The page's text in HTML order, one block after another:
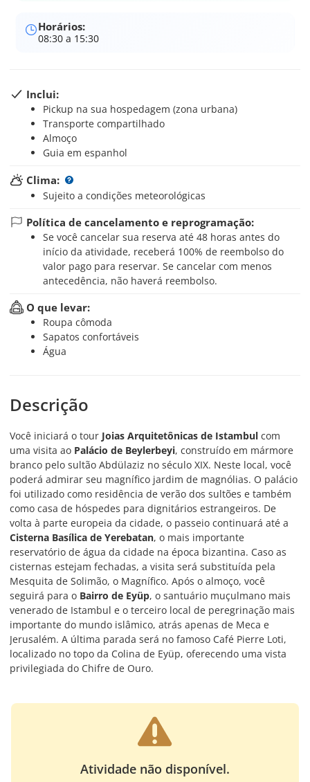
Horários:
08:30 a 15:30
Inclui:
Pickup na sua hospedagem (zona urbana)
Transporte compartilhado
Almoço
Guia em espanhol
Clima:
Sujeito a condições meteorológicas
Política de cancelamento e reprogramação:
Se você cancelar sua reserva até 48 horas antes do
início da atividade, receberá 100% de reembolso do
valor pago para reservar. Se cancelar com menos
antecedência, não haverá reembolso.
O que levar:
Roupa cômoda
Sapatos confortáveis
Água
Descrição
Você iniciará o tour Joias Arquitetônicas de Istambul com
uma visita ao Palácio de Beylerbeyi, construído em mármore
branco pelo sultão Abdülaziz no século XIX. Neste local, você
poderá admirar seu magnífico jardim de magnólias. O palácio
foi utilizado como residência de verão dos sultões e também
como casa de hóspedes para dignitários estrangeiros. De
volta à parte europeia da cidade, o passeio continuará até a
Cisterna Basílica de Yerebatan, o mais importante
reservatório de água da cidade na época bizantina. Caso as
cisternas estejam fechadas, a visita será substituída pela
Mesquita de Solimão, o Magnífico. Após o almoço, você
seguirá para o Bairro de Eyüp, o santuário muçulmano mais
venerado de Istambul e o terceiro local de peregrinação mais
importante do mundo islâmico, atrás apenas de Meca e
Jerusalém. A última parada será no famoso Café Pierre Loti,
localizado no topo da Colina de Eyüp, oferecendo uma vista
privilegiada do Chifre de Ouro.
Atividade não disponível.